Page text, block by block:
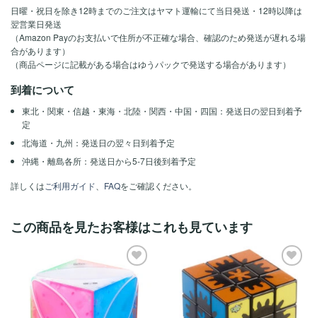
日曜・祝日を除き12時までのご注文はヤマト運輸にて当日発送・12時以降は
翌営業日発送
（Amazon Payのお支払いで住所が不正確な場合、確認のため発送が遅れる場
合があります）
（商品ページに記載がある場合はゆうパックで発送する場合があります）
到着について
東北・関東・信越・東海・北陸・関西・中国・四国：発送日の翌日到着予
定
北海道・九州：発送日の翌々日到着予定
沖縄・離島各所：発送日から5-7日後到着予定
詳しくはご利用ガイド FAQをご確認ください。
この商品を見たお客様はこれも見ています
ほし
い！
ほし
い！